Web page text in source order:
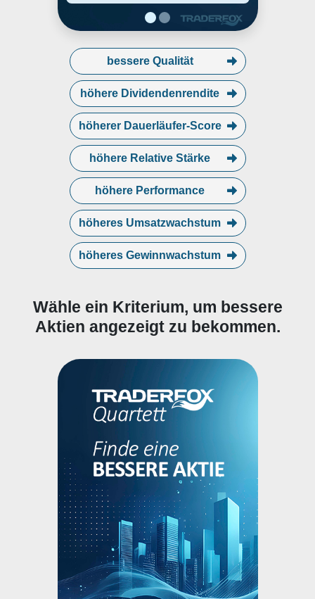
bessere Qualität
höhere Dividendenrendite
höherer Dauerläufer-Score
höhere Relative Stärke
höhere Performance
höheres Umsatzwachstum
höheres Gewinnwachstum
Wähle ein Kriterium, um bessere
Aktien angezeigt zu bekommen.